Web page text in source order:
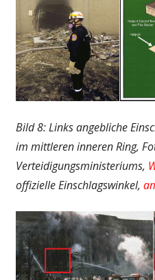
Bild 8: Links angebliche
im mittleren inneren Ring,
Verteidigungsministeriums,
offizielle Einschlagswinkel,